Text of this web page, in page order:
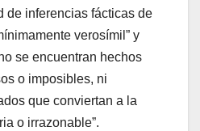
de inferencias fácticas de
verosímil” y
se encuentran hechos
o imposibles, ni
que conviertan a la
o irrazonable”.